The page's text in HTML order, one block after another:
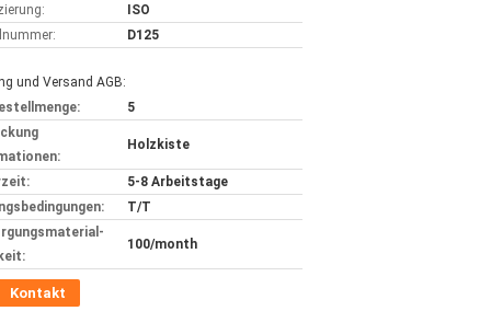
ISO
D125
und Versand AGB:
5
Holzkiste
5-8 Arbeitstage
T/T
100/month
Kontakt